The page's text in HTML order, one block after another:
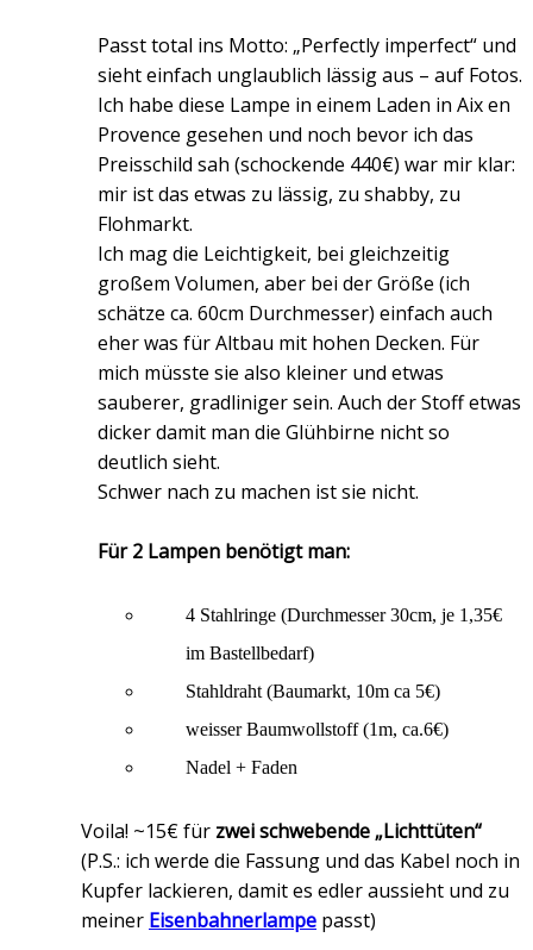
Passt total ins Motto: „Perfectly imperfect“ und
sieht einfach unglaublich lässig aus – auf Fotos.
Ich habe diese Lampe in einem Laden in Aix en
Provence gesehen und noch bevor ich das
Preisschild sah (schockende 440€) war mir klar:
mir ist das etwas zu lässig, zu shabby, zu
Flohmarkt.
Ich mag die Leichtigkeit, bei gleichzeitig
großem Volumen, aber bei der Größe (ich
schätze ca. 60cm Durchmesser) einfach auch
eher was für Altbau mit hohen Decken. Für
mich müsste sie also kleiner und etwas
sauberer, gradliniger sein. Auch der Stoff etwas
dicker damit man die Glühbirne nicht so
deutlich sieht.
Schwer nach zu machen ist sie nicht.
Für 2 Lampen benötigt man:
4 Stahlringe (Durchmesser 30cm, je 1,35€
im Bastellbedarf)
Stahldraht (Baumarkt, 10m ca 5€)
weisser Baumwollstoff (1m, ca.6€)
Nadel + Faden
Voila! ~15€ für zwei schwebende „Lichttüten“
(P.S.: ich werde die Fassung und das Kabel noch in
Kupfer lackieren, damit es edler aussieht und zu
meiner Eisenbahnerlampe passt)